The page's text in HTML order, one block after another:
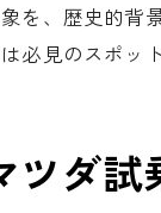
を、歴史的背
必見のスポット
ツダ